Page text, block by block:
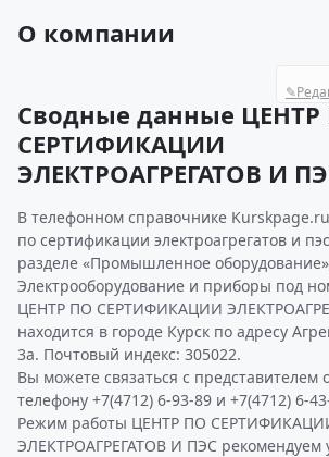
О компании
✎
Сводные данные
СЕРТИФИКАЦИИ
ЭЛЕКТРОАГРЕГАТОВ И
В телефонном справочнике
по сертификации электроагрегатов и
разделе «Промышленное
Электрооборудование и приборы под
ЦЕНТР ПО СЕРТИФИКАЦИИ
находится в городе Курск по адресу
3а. Почтовый индекс: 305022.
Вы можете связаться с представителем
телефону +7(4712) 6-93-89 и +7(4712) 6-
Режим работы ЦЕНТР ПО
ЭЛЕКТРОАГРЕГАТОВ И ПЭС рекомендуем